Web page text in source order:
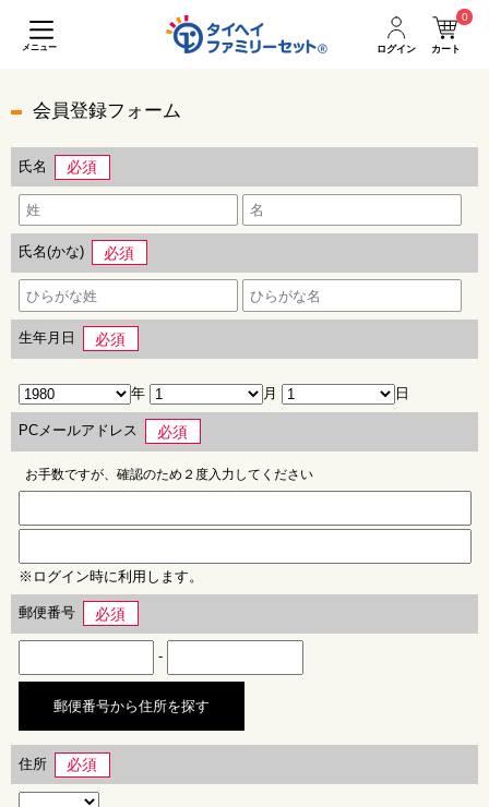
メニュー ログイン カート
0
会員登録フォーム
氏名 必須
氏名(かな) 必須
生年月日 必須
年 月 日
PCメールアドレス 必須
お手数ですが、確認のため２度入力してください
※ログイン時に利用します。
郵便番号 必須
-
郵便番号から住所を探す
住所 必須